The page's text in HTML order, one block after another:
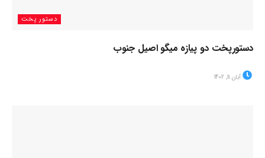
دستور پخت
دستورپخت دو پیازه میگو اصیل جنوب
آبان 11, 1402